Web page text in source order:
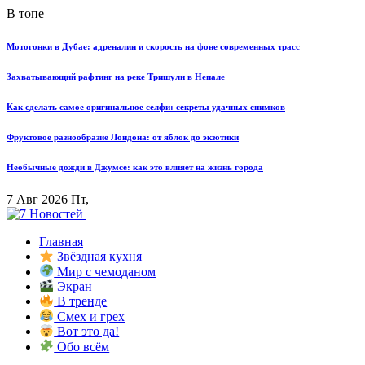
В топе
Мотогонки в Дубае: адреналин и скорость на фоне современных трасс
Захватывающий рафтинг на реке Тришули в Непале
Как сделать самое оригинальное селфи: секреты удачных снимков
Фруктовое разнообразие Лондона: от яблок до экзотики
Необычные дожди в Джумсе: как это влияет на жизнь города
7 Авг 2026 Пт,
Главная
Звёздная кухня
Мир с чемоданом
Экран
В тренде
Смех и грех
Вот это да!
Обо всём